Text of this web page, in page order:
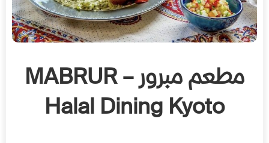
مطعم مبرور – MABRUR
Halal Dining Kyoto